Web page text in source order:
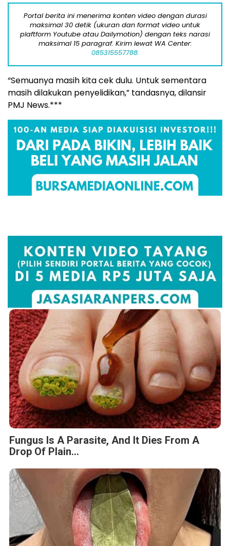
Portal berita ini menerima konten video dengan durasi
maksimal 30 detik (ukuran dan format video untuk
plaftform Youtube atau Dailymotion) dengan teks narasi
maksimal 15 paragraf. Kirim lewat WA Center:
085315557788.
“Semuanya masih kita cek dulu. Untuk sementara
masih dilakukan penyelidikan,” tandasnya, dilansir
PMJ News.***
Fungus Is A Parasite, And It Dies From A
Drop Of Plain...